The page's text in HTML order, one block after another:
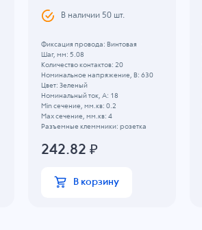
В наличии 50 шт.
Фиксация провода: Винтовая
Шаг, мм: 5.08
Количество контактов: 20
Номинальное напряжение, B: 630
Цвет: Зеленый
Номинальный ток, А: 18
Min сечение, мм.кв: 0.2
Max сечение, мм.кв: 4
Разъемные клеммники: розетка
242.82 ₽
В корзину